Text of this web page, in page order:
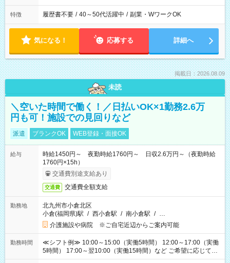
特徴 履歴書不要 / 40～50代活躍中 / 副業・WワークOK
気になる！ 応募する 詳細へ
掲載日：2026.08.09
未読
＼空いた時間で働く！／日払いOK×1勤務2.6万
円も可！施設での見回りなど
派遣 ブランクOK WEB登録・面接OK
給与
時給1450円～ 夜勤時給1760円～ 日収2.6万円～（夜勤時給
1760円×15h）
交通費別途支給あり
交通費 交通費全額支給
勤務地
北九州市小倉北区
小倉(福岡県)駅 / 西小倉駅 / 南小倉駅 / …
介護施設や病院 ※ご自宅近辺からご案内可能
勤務時間
≪シフト例≫ 10:00～15:00（実働5時間） 12:00～17:00（実働
5時間） 17:00～翌10:00（実働15時間）など ご希望に応じて、
働く時間は調整できます！ お気軽に担当へ相談ください！